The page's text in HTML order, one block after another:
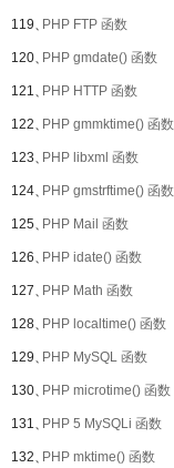
119、PHP FTP 函数
120、PHP gmdate() 函数
121、PHP HTTP 函数
122、PHP gmmktime() 函数
123、PHP libxml 函数
124、PHP gmstrftime() 函数
125、PHP Mail 函数
126、PHP idate() 函数
127、PHP Math 函数
128、PHP localtime() 函数
129、PHP MySQL 函数
130、PHP microtime() 函数
131、PHP 5 MySQLi 函数
132、PHP mktime() 函数